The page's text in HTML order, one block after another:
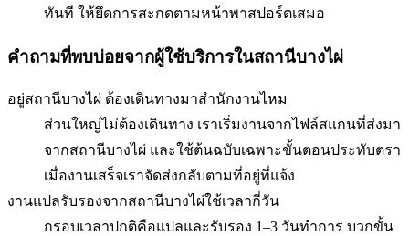
ทันที ให้ยึดการสะกดตามหน้าพาสปอร์ตเสมอ
คำถามที่พบบ่อยจากผู้ใช้บริการในสถานีบางไผ่
อยู่สถานีบางไผ่ ต้องเดินทางมาสำนักงานไหม
ส่วนใหญ่ไม่ต้องเดินทาง เราเริ่มงานจากไฟล์สแกนที่ส่งมา
จากสถานีบางไผ่ และใช้ต้นฉบับเฉพาะขั้นตอนประทับตรา
เมื่องานเสร็จเราจัดส่งกลับตามที่อยู่ที่แจ้ง
งานแปลรับรองจากสถานีบางไผ่ใช้เวลากี่วัน
กรอบเวลาปกติคือแปลและรับรอง 1–3 วันทำการ บวกขั้น